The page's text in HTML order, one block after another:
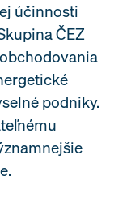
účinnosti
ČEZ
podniky.